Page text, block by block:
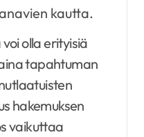
kautta.
olla erityisiä
tapahtuman
hakemuksen
vaikuttaa